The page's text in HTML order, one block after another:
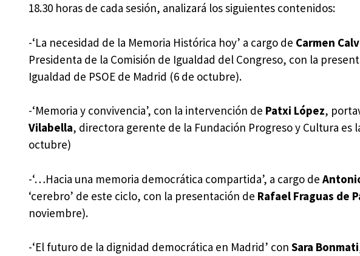
18.30 horas de cada sesión, analizará los siguientes contenidos:
-‘La necesidad de la Memoria Histórica hoy’ a cargo de Carmen
Presidenta de la Comisión de Igualdad del Congreso, con la
Igualdad de PSOE de Madrid (6 de octubre).
-‘Memoria y convivencia’, con la intervención de Patxi López,
Vilabella, directora gerente de la Fundación Progreso y Cultura es
octubre)
-‘…Hacia una memoria democrática compartida’, a cargo de
‘cerebro’ de este ciclo, con la presentación de Rafael Fraguas de
noviembre).
-‘El futuro de la dignidad democrática en Madrid’ con Sara Bonmati